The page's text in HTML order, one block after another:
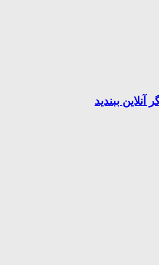
ببندید